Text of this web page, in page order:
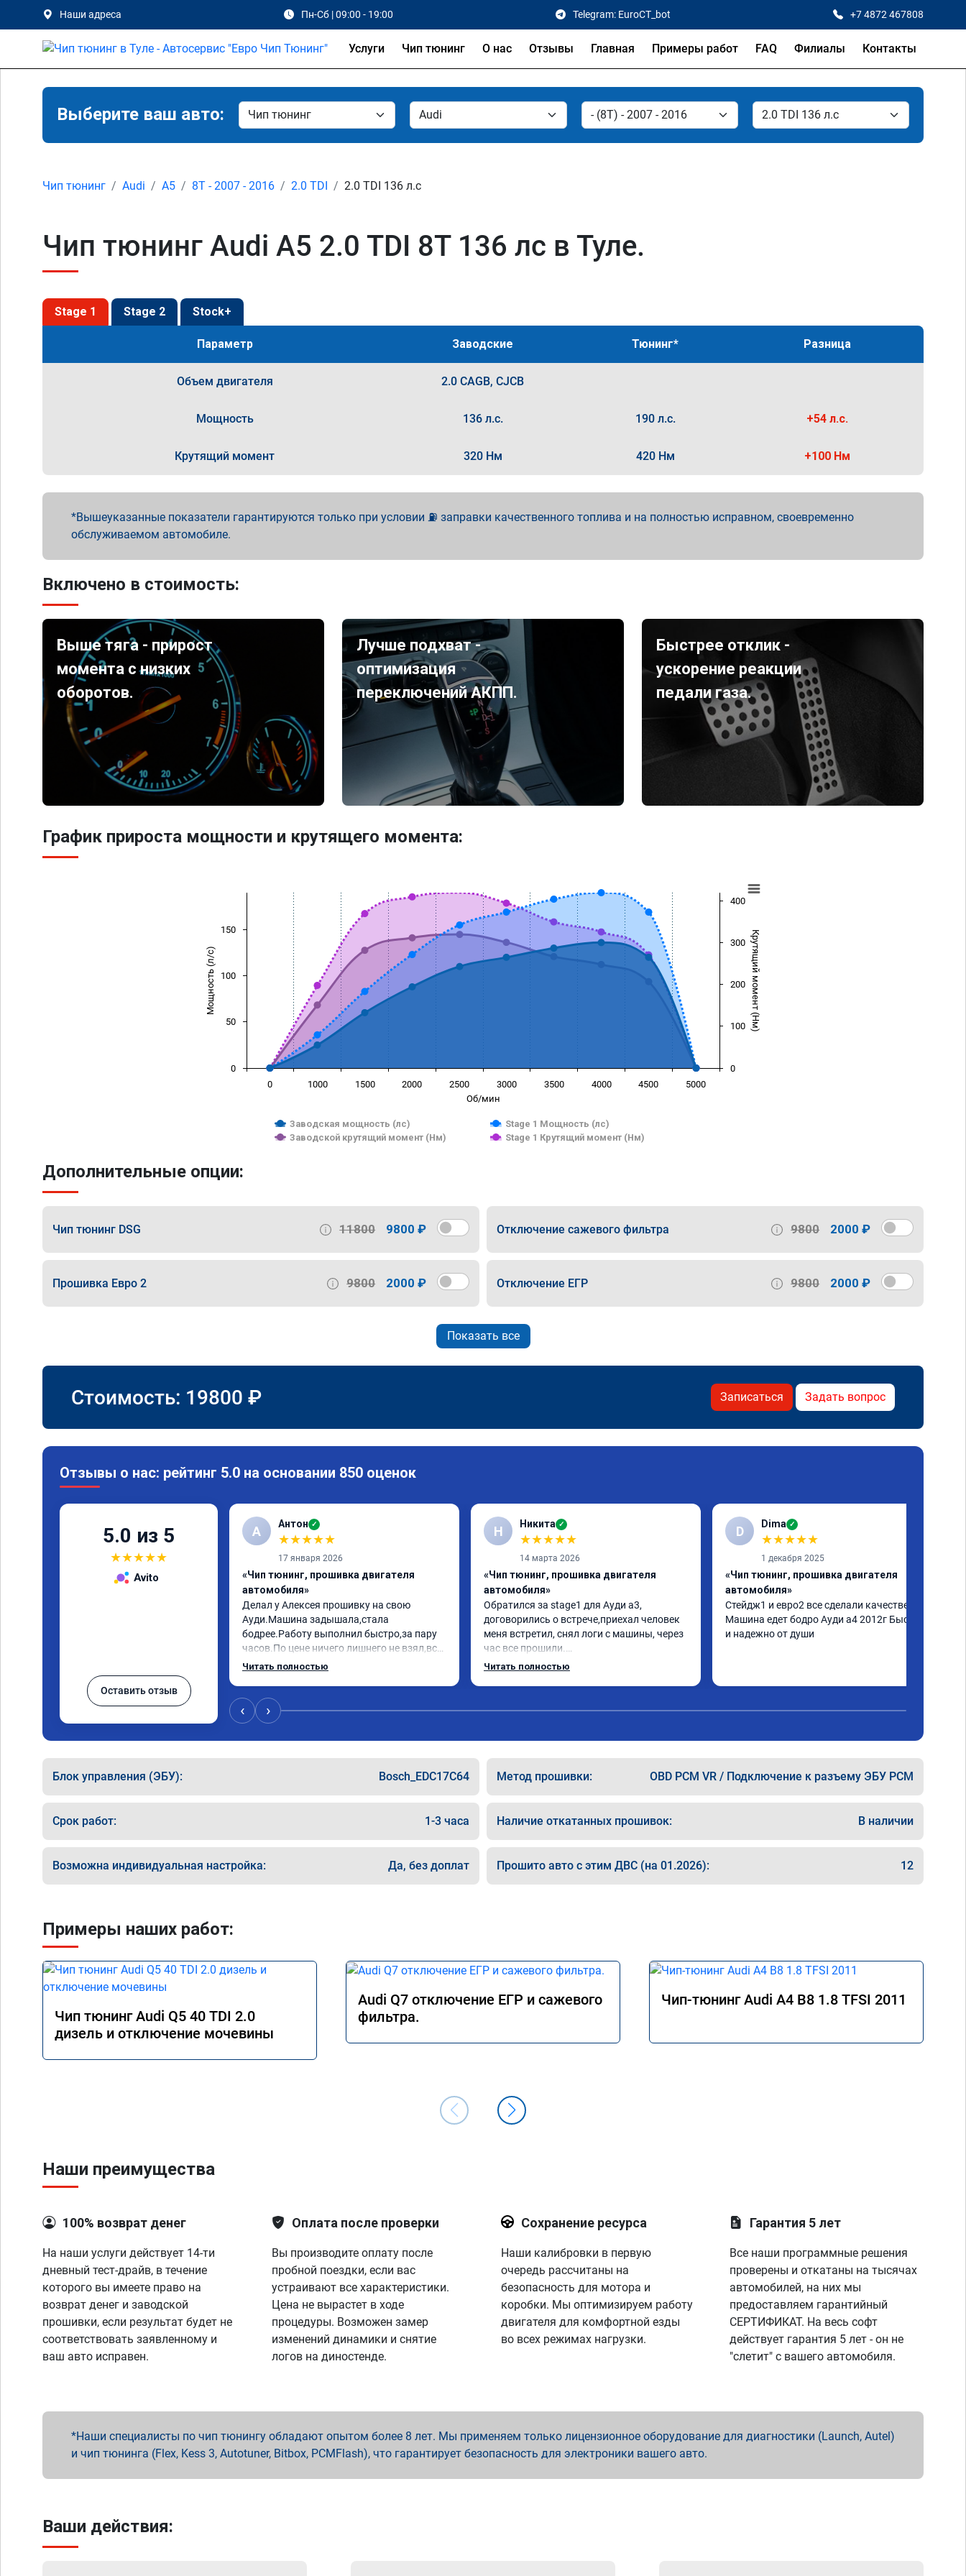
Наши адреса Пн-Сб | 09:00 - 19:00 Telegram: EuroCT_bot +7 4872 467808
Услуги Чип тюнинг О нас Отзывы Главная Примеры работ FAQ Филиалы Контакты
Выберите ваш авто:
Чип тюнинг Audi A5 8T - 2007 - 2016 2.0 TDI 2.0 TDI 136 л.с
Чип тюнинг Audi A5 2.0 TDI 8T 136 лс в Туле.
Stage 1 Stage 2 Stock+
Параметр Заводские Тюнинг* Разница
Объем двигателя 2.0 CAGB, CJCB
Мощность 136 л.с. 190 л.с. +54 л.с.
Крутящий момент 320 Нм 420 Нм +100 Нм
Вышеуказанные показатели гарантируются только при условии ⛽ заправки качественного топлива и на полностью исправном, своевременно
обслуживаемом автомобиле.
Включено в стоимость:
Выше тяга - прирост
момента с низких
оборотов.
Лучше подхват -
оптимизация
переключений АКПП.
Быстрее отклик -
ускорение реакции
педали газа.
График прироста мощности и крутящего момента:
Об/мин
Мощность (л/с) Крутящий момент (Нм)
Заводская мощность (лс)
Stage 1 Мощность (лс)
Заводской крутящий момент (Нм)
Stage 1 Крутящий момент (Нм)
0 1000 1500 2000 2500 3000 3500 4000 4500 5000
0
50
100
150
0
100
200
300
400
Дополнительные опции:
Чип тюнинг DSG 11800 9800 ₽ Отключение сажевого фильтра 9800 2000 ₽
Прошивка Евро 2 9800 2000 ₽ Отключение ЕГР 9800 2000 ₽
Показать все
Стоимость: 19800 ₽ Записаться Задать вопрос
Отзывы о нас: рейтинг 5.0 на основании 850 оценок
5.0 из 5
★★★★★
Avito
Оставить отзыв
А Антон ✓
★★★★★
17 января 2026
«Чип тюнинг, прошивка двигателя
автомобиля»
Делал у Алексея прошивку на свою
Ауди.Машина задышала,стала
бодрее.Работу выполнил быстро,за пару
часов.По цене ничего лишнего не взял,всё
как договаривались заранее.После
знаю,куда ехать в случае поломки
авто.Однозначно рекомендую Алексея
Читать полностью
Н Никита ✓
★★★★★
14 марта 2026
«Чип тюнинг, прошивка двигателя
автомобиля»
Обратился за stage1 для Ауди а3,
договорились о встрече,приехал человек
меня встретил, снял логи с машины, через
час все прошили.
Арман спасибо тебе огромное, машинка по
Читать полностью
D Dima ✓
★★★★★
1 декабря 2025
«Чип тюнинг, прошивка двигателя
автомобиля»
Стейдж1 и евро2 все сделали качественно.
Машина едет бодро Ауди а4 2012г Быстро
и надежно от души
‹ ›
Блок управления (ЭБУ): Bosch_EDC17C64 Метод прошивки: OBD PCM VR / Подключение к разъему ЭБУ PCM
Срок работ: 1-3 часа Наличие откатанных прошивок: В наличии
Возможна индивидуальная настройка: Да, без доплат Прошито авто с этим ДВС (на 01.2026): 12
Примеры наших работ:
Чип тюнинг Audi Q5 40 TDI 2.0
дизель и отключение мочевины
Audi Q7 отключение ЕГР и сажевого
фильтра.
Чип-тюнинг Audi A4 B8 1.8 TFSI 2011
Наши преимущества
100% возврат денег
На наши услуги действует 14-ти
дневный тест-драйв, в течение
которого вы имеете право на
возврат денег и заводской
прошивки, если результат будет не
соответствовать заявленному и
ваш авто исправен.
Оплата после проверки
Вы производите оплату после
пробной поездки, если вас
устраивают все характеристики.
Цена не вырастет в ходе
процедуры. Возможен замер
изменений динамики и снятие
логов на диностенде.
Сохранение ресурса
Наши калибровки в первую
очередь рассчитаны на
безопасность для мотора и
коробки. Мы оптимизируем работу
двигателя для комфортной езды
во всех режимах нагрузки.
Гарантия 5 лет
Все наши программные решения
проверены и откатаны на тысячах
автомобилей, на них мы
предоставляем гарантийный
СЕРТИФИКАТ. На весь софт
действует гарантия 5 лет - он не
"слетит" с вашего автомобиля.
Наши специалисты по чип тюнингу обладают опытом более 8 лет. Мы применяем только лицензионное оборудование для диагностики (Launch, Autel)
и чип тюнинга (Flex, Kess 3, Autotuner, Bitbox, PCMFlash), что гарантирует безопасность для электроники вашего авто.
Ваши действия: